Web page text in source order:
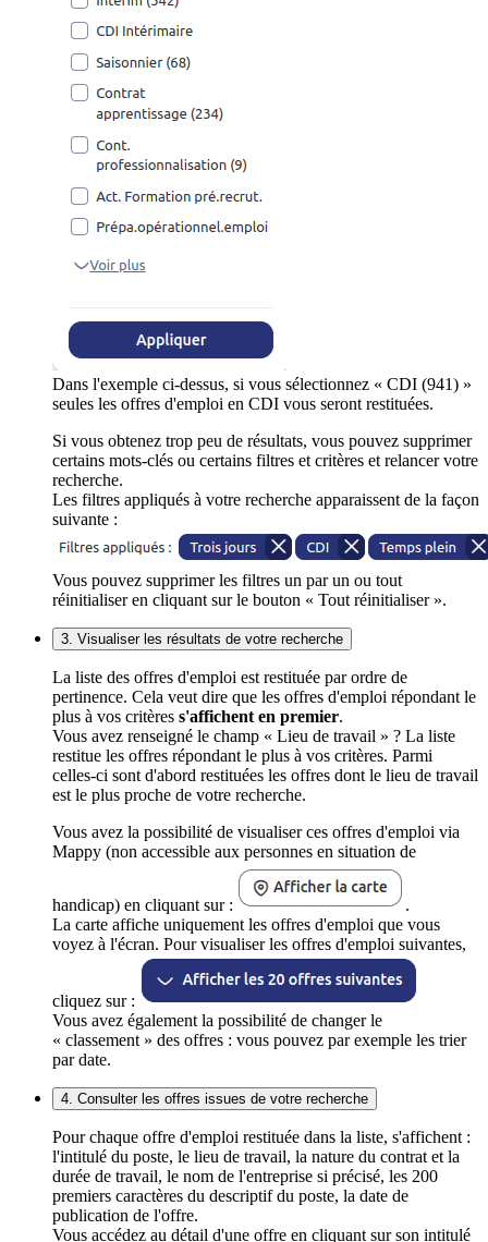
Dans l'exemple ci-dessus, si vous sélectionnez « CDI (941) »
seules les offres d'emploi en CDI vous seront restituées.
Si vous obtenez trop peu de résultats, vous pouvez supprimer
certains mots-clés ou certains filtres et critères et relancer votre
recherche.
Les filtres appliqués à votre recherche apparaissent de la façon
suivante :
Vous pouvez supprimer les filtres un par un ou tout
réinitialiser en cliquant sur le bouton « Tout réinitialiser ».
3. Visualiser les résultats de votre recherche
La liste des offres d'emploi est restituée par ordre de
pertinence. Cela veut dire que les offres d'emploi répondant le
plus à vos critères s'affichent en premier.
Vous avez renseigné le champ « Lieu de travail » ? La liste
restitue les offres répondant le plus à vos critères. Parmi
celles-ci sont d'abord restituées les offres dont le lieu de travail
est le plus proche de votre recherche.
Vous avez la possibilité de visualiser ces offres d'emploi via
Mappy (non accessible aux personnes en situation de
handicap) en cliquant sur :
.
La carte affiche uniquement les offres d'emploi que vous
voyez à l'écran. Pour visualiser les offres d'emploi suivantes,
cliquez sur :
Vous avez également la possibilité de changer le
« classement » des offres : vous pouvez par exemple les trier
par date.
4. Consulter les offres issues de votre recherche
Pour chaque offre d'emploi restituée dans la liste, s'affichent :
l'intitulé du poste, le lieu de travail, la nature du contrat et la
durée de travail, le nom de l'entreprise si précisé, les 200
premiers caractères du descriptif du poste, la date de
publication de l'offre.
Vous accédez au détail d'une offre en cliquant sur son intitulé